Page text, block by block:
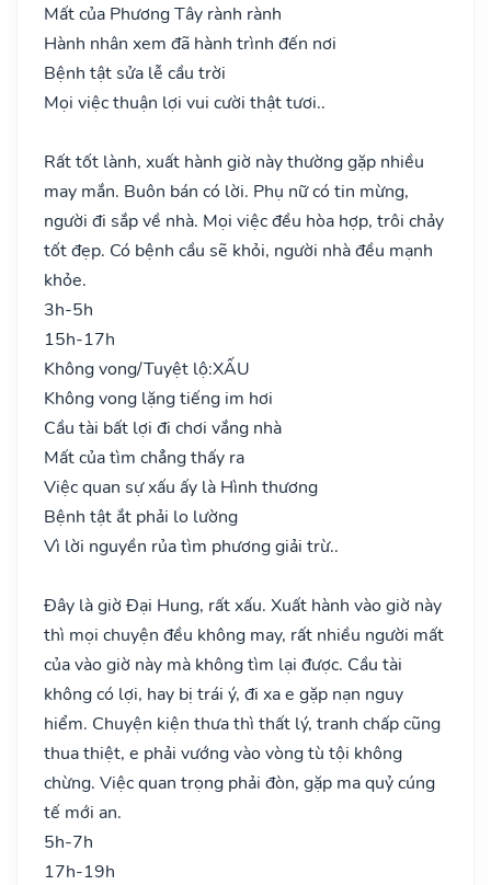
Mất của Phương Tây rành rành
Hành nhân xem đã hành trình đến nơi
Bệnh tật sửa lễ cầu trời
Mọi việc thuận lợi vui cười thật tươi..
Rất tốt lành, xuất hành giờ này thường gặp nhiều
may mắn. Buôn bán có lời. Phụ nữ có tin mừng,
người đi sắp về nhà. Mọi việc đều hòa hợp, trôi chảy
tốt đẹp. Có bệnh cầu sẽ khỏi, người nhà đều mạnh
khỏe.
3h-5h
15h-17h
Không vong/Tuyệt lộ:XẤU
Không vong lặng tiếng im hơi
Cầu tài bất lợi đi chơi vắng nhà
Mất của tìm chẳng thấy ra
Việc quan sự xấu ấy là Hình thương
Bệnh tật ắt phải lo lường
Vì lời nguyền rủa tìm phương giải trừ..
Đây là giờ Đại Hung, rất xấu. Xuất hành vào giờ này
thì mọi chuyện đều không may, rất nhiều người mất
của vào giờ này mà không tìm lại được. Cầu tài
không có lợi, hay bị trái ý, đi xa e gặp nạn nguy
hiểm. Chuyện kiện thưa thì thất lý, tranh chấp cũng
thua thiệt, e phải vướng vào vòng tù tội không
chừng. Việc quan trọng phải đòn, gặp ma quỷ cúng
tế mới an.
5h-7h
17h-19h